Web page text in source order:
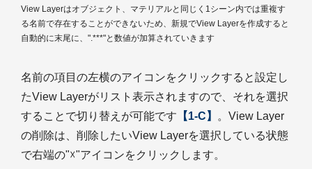
View Layerはオブジェクト、マテリアルと同じく1シーン内では重複す
る名前で存在することができないため、新規でView Layerを作成すると
自動的に末尾に、".***"と数値が加算されていきます
名前の項目の左横のアイコンをクリックすると設定し
たView Layerがリスト表示されますので、それを選択
することで切り替えが可能です 【1-C】
。View Layer
の削除は、削除したいView Layerを選択している状態
で右端の"☓"アイコンをクリックします。